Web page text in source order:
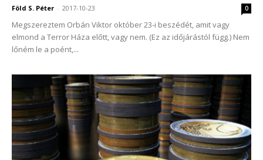
Föld S. Péter - 2017-10-23 0
Megszereztem Orbán Viktor október 23-i beszédét, amit vagy
elmond a Terror Háza előtt, vagy nem. (Ez az időjárástól függ.) Nem
lőném le a poént,...